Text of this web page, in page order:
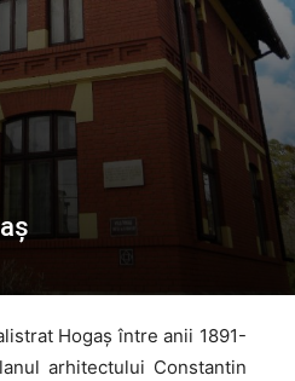
Hogaş între anii 1891-
arhitectului Constantin